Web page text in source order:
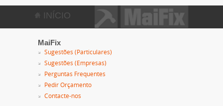
INÍCIO
MaiFix
Sugestões (Particulares)
Sugestões (Empresas)
Perguntas Frequentes
Pedir Orçamento
Contacte-nos